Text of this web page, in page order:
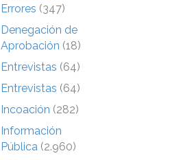
Errores (347)
Denegación de
Aprobación (18)
Entrevistas (64)
Entrevistas (64)
Incoación (282)
Información
Pública (2.960)